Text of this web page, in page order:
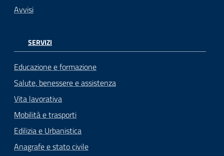
Avvisi
SERVIZI
Educazione e formazione
Salute, benessere e assistenza
Vita lavorativa
Mobilità e trasporti
Edilizia e Urbanistica
Anagrafe e stato civile